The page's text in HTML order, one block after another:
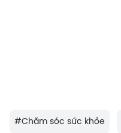
#Chăm sóc sức khỏe